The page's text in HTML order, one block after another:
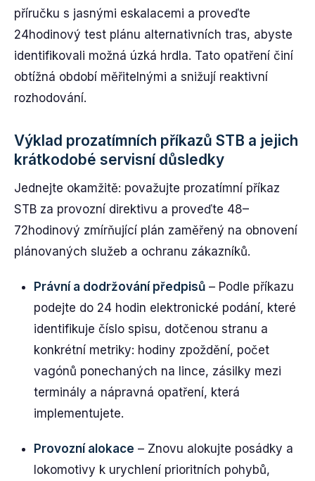
příručku s jasnými eskalacemi a proveďte
24hodinový test plánu alternativních tras, abyste
identifikovali možná úzká hrdla. Tato opatření činí
obtížná období měřitelnými a snižují reaktivní
rozhodování.
Výklad prozatímních příkazů STB a jejich
krátkodobé servisní důsledky
Jednejte okamžitě: považujte prozatímní příkaz
STB za provozní direktivu a proveďte 48–
72hodinový zmírňující plán zaměřený na obnovení
plánovaných služeb a ochranu zákazníků.
Právní a dodržování předpisů – Podle příkazu
podejte do 24 hodin elektronické podání, které
identifikuje číslo spisu, dotčenou stranu a
konkrétní metriky: hodiny zpoždění, počet
vagónů ponechaných na lince, zásilky mezi
terminály a nápravná opatření, která
implementujete.
Provozní alokace – Znovu alokujte posádky a
lokomotivy k urychlení prioritních pohybů,